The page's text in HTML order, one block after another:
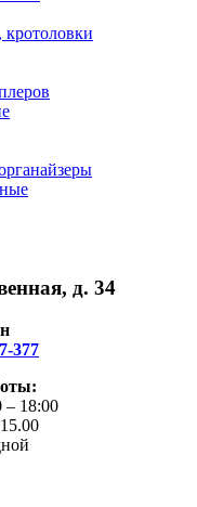
д. 34
377
18:00